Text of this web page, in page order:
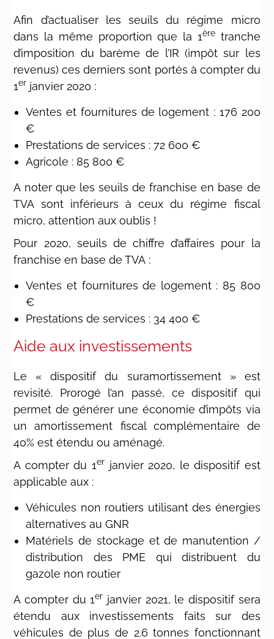
Afin d’actualiser les seuils du régime micro
dans la même proportion que la 1èretranche
d’imposition du barème de l’IR (impôt sur les
revenus) ces derniers sont portés à compter du
1er janvier 2020 :
Ventes et fournitures de logement : 176 200
€
Prestations de services : 72 600 €
Agricole : 85 800 €
A noter que les seuils de franchise en base de
TVA sont inférieurs à ceux du régime fiscal
micro, attention aux oublis !
Pour 2020, seuils de chiffre d’affaires pour la
franchise en base de TVA :
Ventes et fournitures de logement : 85 800
€
Prestations de services : 34 400 €
Aide aux investissements
Le « dispositif du suramortissement » est
revisité. Prorogé l’an passé, ce dispositif qui
permet de générer une économie d’impôts via
un amortissement fiscal complémentaire de
40% est étendu ou aménagé.
A compter du 1er janvier 2020, le dispositif est
applicable aux :
Véhicules non routiers utilisant des énergies
alternatives au GNR
Matériels de stockage et de manutention /
distribution des PME qui distribuent du
gazole non routier
A compter du 1er janvier 2021, le dispositif sera
étendu aux investissements faits sur des
véhicules de plus de 2.6 tonnes fonctionnant